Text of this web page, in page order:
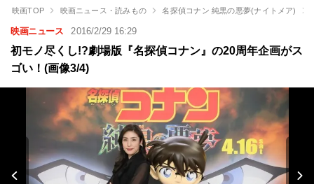
映画TOP 映画ニュース・読みもの 名探偵コナン 純黒の悪夢(ナイトメア)
映画ニュース 2016/2/29 16:29
初モノ尽くし!?劇場版『名探偵コナン』の20周年企画がス
ゴい！(画像3/4)